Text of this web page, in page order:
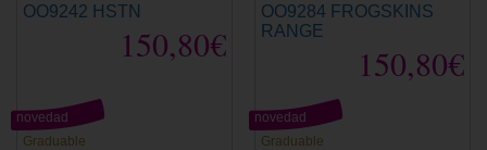
OO9242 HSTN
150,80€
Graduable
novedad
OO9284 FROGSKINS
RANGE
150,80€
Graduable
novedad